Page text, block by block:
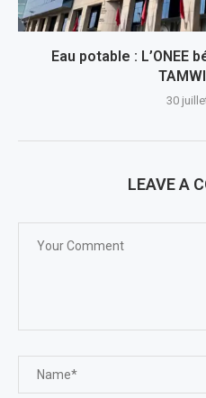
Eau potable : L’ONEE
30
LEAVE A